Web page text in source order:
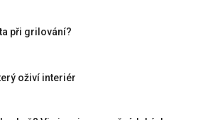
při grilování?
oživí interiér